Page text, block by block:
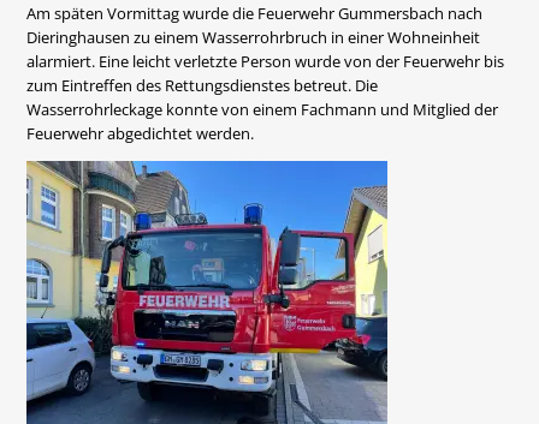
Am späten Vormittag wurde die Feuerwehr Gummersbach nach
Dieringhausen zu einem Wasserrohrbruch in einer Wohneinheit
alarmiert. Eine leicht verletzte Person wurde von der Feuerwehr bis
zum Eintreffen des Rettungsdienstes betreut. Die
Wasserrohrleckage konnte von einem Fachmann und Mitglied der
Feuerwehr abgedichtet werden.